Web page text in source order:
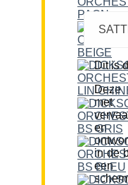
Dit is
met
en
in de
een